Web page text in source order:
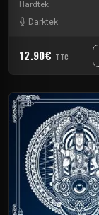
Hardtek
Darktek
12.90€ TTC